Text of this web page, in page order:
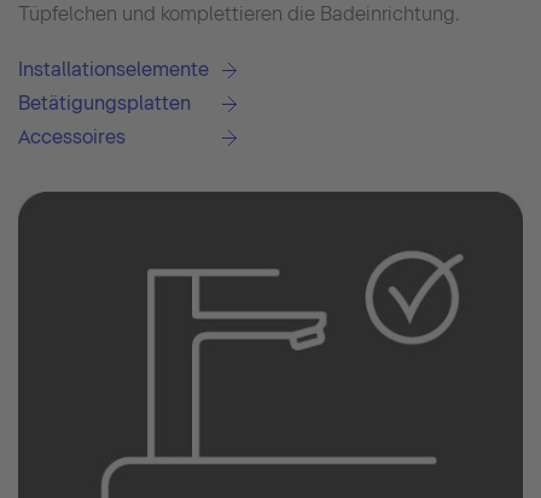
Tüpfelchen und komplettieren die Badeinrichtung.
Installationselemente
Betätigungsplatten
Accessoires